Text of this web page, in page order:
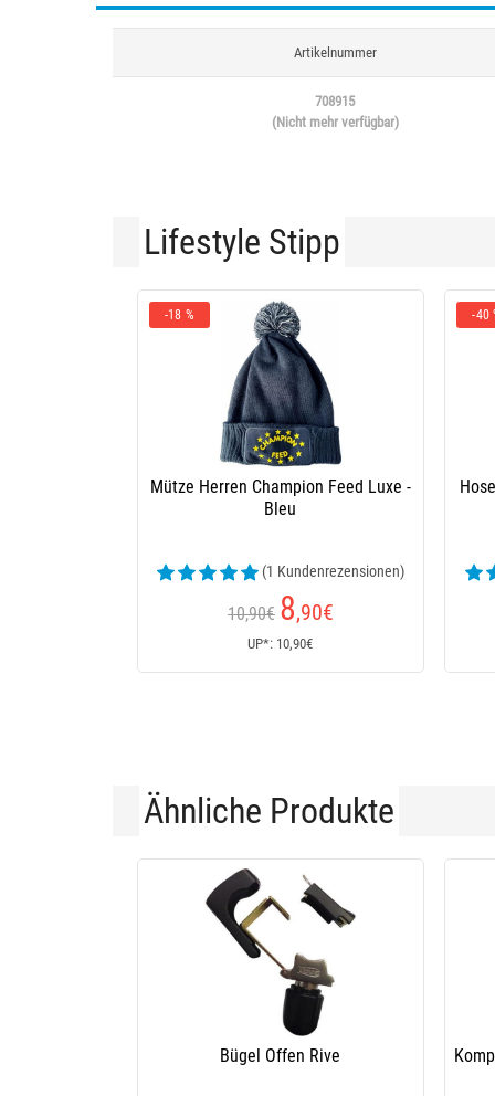
Artikelnummer
708915
(Nicht mehr verfügbar)
Lifestyle Stipp
-18 %
Mütze Herren Champion Feed Luxe -
Bleu
(1 Kundenrezensionen)
10,90€ 8,90€
UP*: 10,90€
-40
Ähnliche Produkte
Klappgriff Rive